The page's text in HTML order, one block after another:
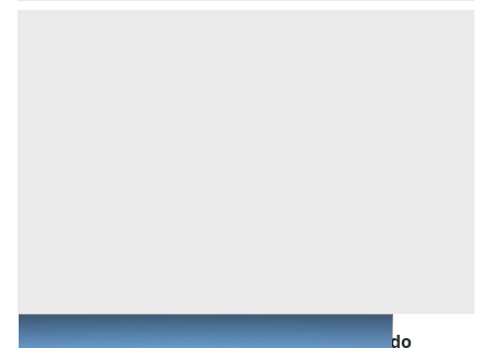
Abitazione di Tipo Civile all'asta a Bonarcado